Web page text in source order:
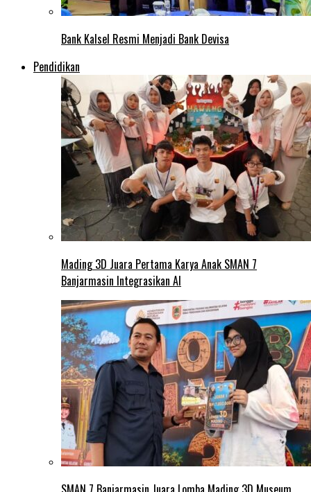
Bank Kalsel Resmi Menjadi Bank Devisa
Pendidikan
Mading 3D Juara Pertama Karya Anak SMAN 7
Banjarmasin Integrasikan AI